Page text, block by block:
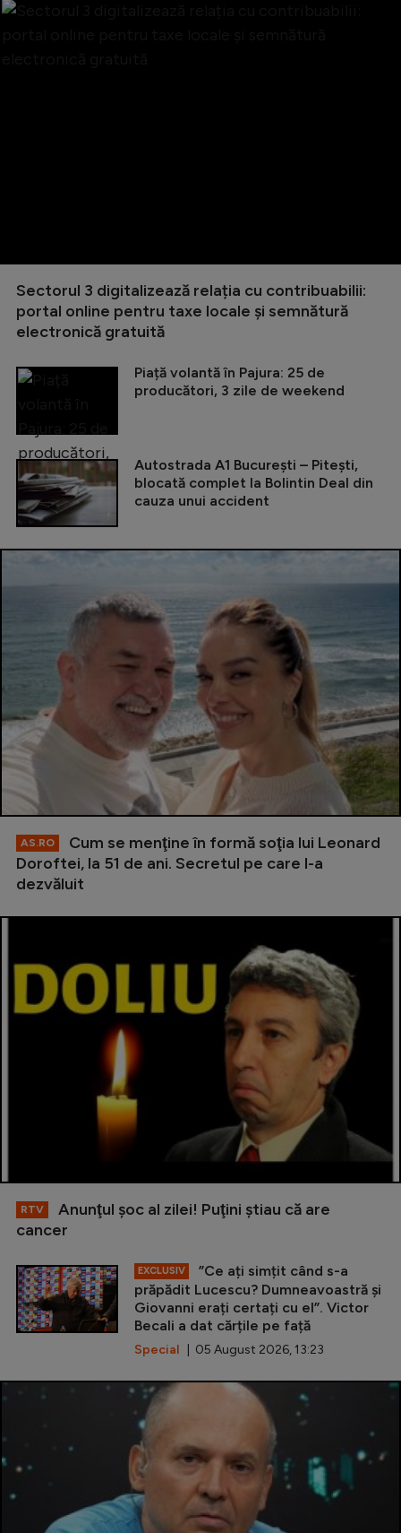
Sectorul 3 digitalizează relația cu contribuabilii:
portal online pentru taxe locale și semnătură
electronică gratuită
Piață volantă în Pajura: 25 de
producători, 3 zile de weekend
Autostrada A1 București – Pitești,
blocată complet la Bolintin Deal din
cauza unui accident
AS.RO
Cum se menţine în formă soţia lui Leonard
Doroftei, la 51 de ani. Secretul pe care l-a
dezvăluit
RTV
Anunţul şoc al zilei! Puţini ştiau că are
cancer
EXCLUSIV
”Ce ați simțit când s-a
prăpădit Lucescu? Dumneavoastră și
Giovanni erați certați cu el”. Victor
Becali a dat cărțile pe față
Special | 05 August 2026, 13:23